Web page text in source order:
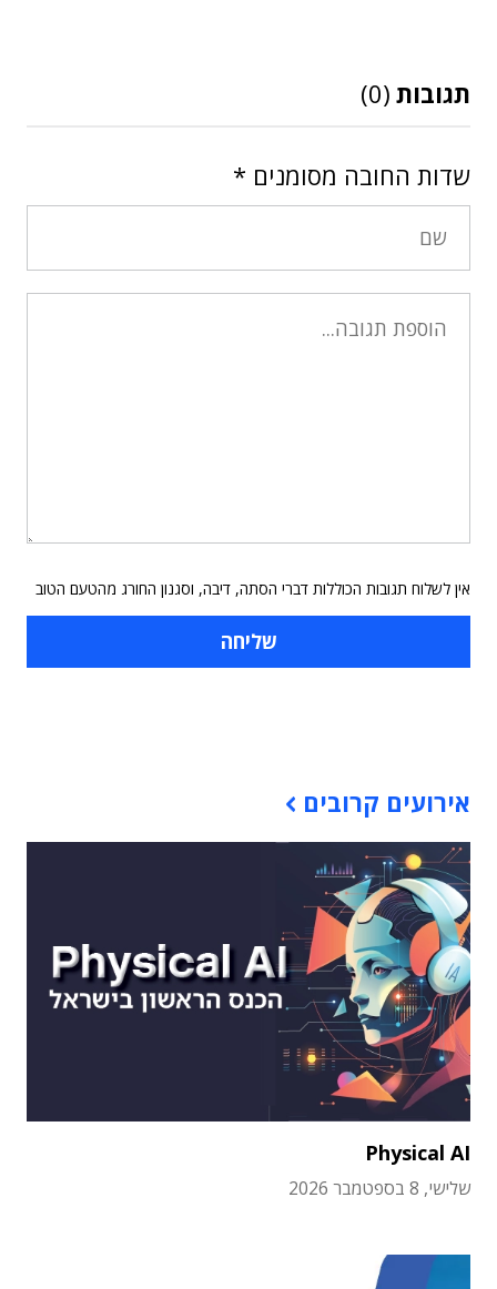
תגובות (0)
שדות החובה מסומנים *
אין לשלוח תגובות הכוללות דברי הסתה, דיבה, וסגנון החורג מהטעם הטוב
אירועים קרובים
Physical AI
שלישי, 8 בספטמבר 2026